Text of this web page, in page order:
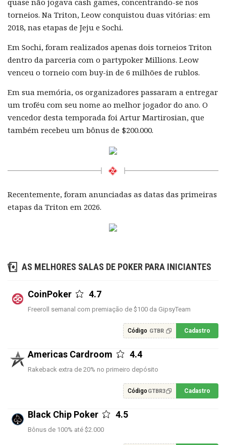
quase não jogava cash games, concentrando-se nos
torneios. Na Triton, Leow conquistou duas vitórias: em
2018, nas etapas de Jeju e Sochi.
Em Sochi, foram realizados apenas dois torneios Triton
dentro da parceria com o partypoker Millions. Leow
venceu o torneio com buy-in de 6 milhões de rublos.
Em sua memória, os organizadores passaram a entregar
um troféu com seu nome ao melhor jogador do ano. O
vencedor desta temporada foi Artur Martirosian, que
também recebeu um bônus de $200.000.
Recentemente, foram anunciadas as datas das primeiras
etapas da Triton em 2026.
AS MELHORES SALAS DE POKER PARA INICIANTES
CoinPoker 4.7
Freeroll semanal com premiação de $100 da GipsyTeam
Código GTBR Cadastro
Americas Cardroom 4.4
Rakeback extra de 20% no primeiro depósito
Código GTBR3 Cadastro
Black Chip Poker 4.5
Bônus de 100% até $2.000